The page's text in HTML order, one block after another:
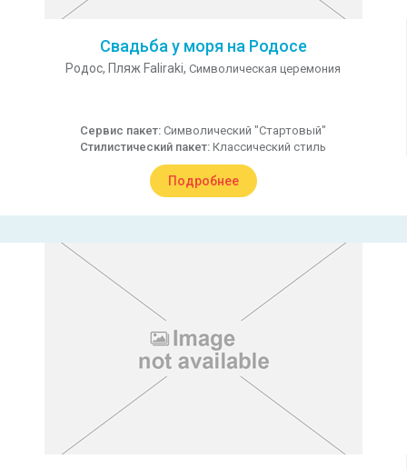
Свадьба у моря на Родосе
Родос, Пляж Faliraki, Символическая церемония
Сервис пакет: Символический "Стартовый"
Стилистический пакет: Классический стиль
Подробнее